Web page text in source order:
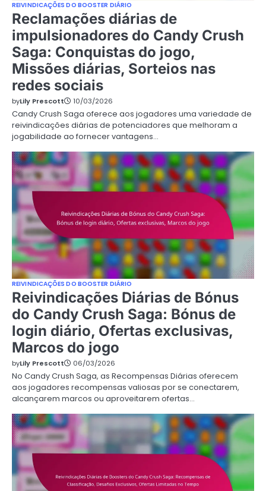
REIVINDICAÇÕES DO BOOSTER DIÁRIO
Reclamações diárias de
impulsionadores do Candy Crush
Saga: Conquistas do jogo,
Missões diárias, Sorteios nas
redes sociais
byLily Prescott 10/03/2026
Candy Crush Saga oferece aos jogadores uma variedade de
reivindicações diárias de potenciadores que melhoram a
jogabilidade ao fornecer vantagens…
REIVINDICAÇÕES DO BOOSTER DIÁRIO
Reivindicações Diárias de Bónus
do Candy Crush Saga: Bónus de
login diário, Ofertas exclusivas,
Marcos do jogo
byLily Prescott 06/03/2026
No Candy Crush Saga, as Recompensas Diárias oferecem
aos jogadores recompensas valiosas por se conectarem,
alcançarem marcos ou aproveitarem ofertas…